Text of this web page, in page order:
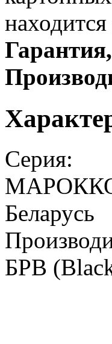
Серия:
МАРОККО
Беларусь
БРВ